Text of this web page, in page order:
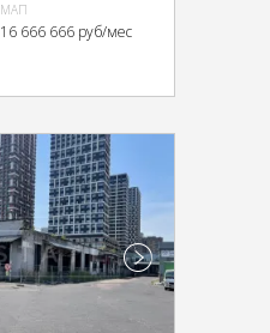
МАП
16 666 666 руб/мес